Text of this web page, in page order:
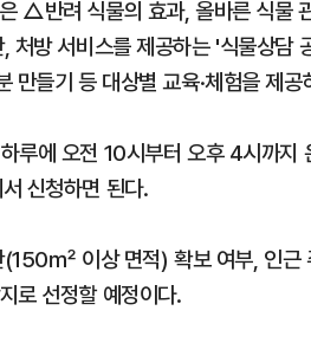
△반려 식물의 효과, 올바른 식물
처방 서비스를 제공하는 '식물상
들기 등 대상별 교육·체험을 제
루에 오전 10시부터 오후 4시까지
신청하면 된다.
㎡ 이상 면적) 확보 여부, 인근
로 선정할 예정이다.